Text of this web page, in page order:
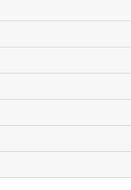
塗料